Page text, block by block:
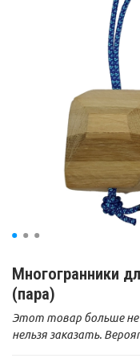
Многогранники
(пара)
Этот товар больше не
нельзя заказать.